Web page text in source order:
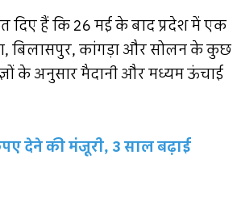
दिए हैं कि 26 मई के बाद प्रदेश में एक
बिलासपुर, कांगड़ा और सोलन के कुछ
के अनुसार मैदानी और मध्यम ऊंचाई
देने की मंजूरी, 3 साल बढ़ाई